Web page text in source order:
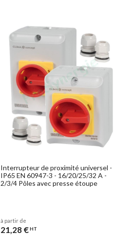
Interrupteur de proximité universel -
IP65 EN 60947-3 - 16/20/25/32 A -
2/3/4 Pôles avec presse étoupe
à partir de
21,28 €HT